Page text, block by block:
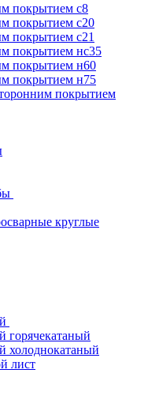
покрытием с8
покрытием с20
покрытием с21
покрытием нс35
покрытием н60
покрытием н75
покрытием
круглые
горячекатаный
холоднокатаный
лист